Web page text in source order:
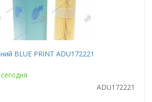
BLUE PRINT ADU172221
ADU172221